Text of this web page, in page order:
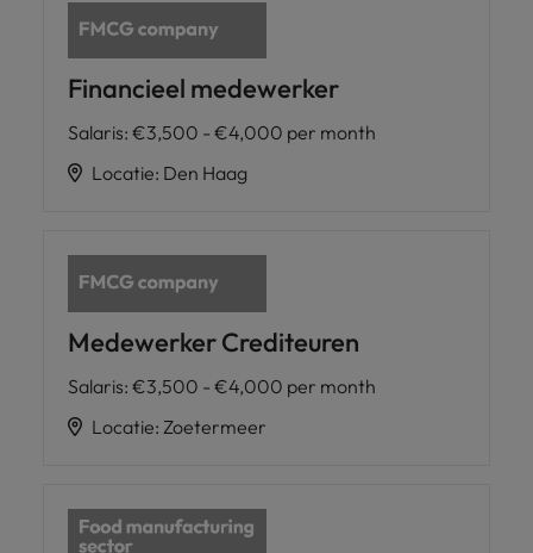
Financieel medewerker
Salaris: €3,500 - €4,000 per month
Locatie: Den Haag
Medewerker Crediteuren
Salaris: €3,500 - €4,000 per month
Locatie: Zoetermeer